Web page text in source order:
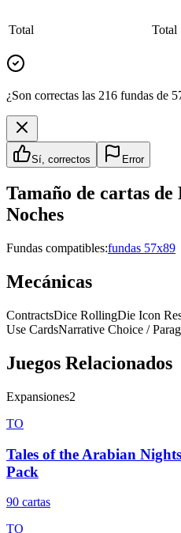
Total Total
¿Son correctas las 216 fundas de
Sí, correctos Error
Tamaño de cartas de
Noches
Fundas compatibles:fundas 57x89
Mecánicas
ContractsDice RollingDie Icon
Use CardsNarrative Choice /
Juegos Relacionados
Expansiones2
TO
Tales of the Arabian
Pack
90 cartas
TO